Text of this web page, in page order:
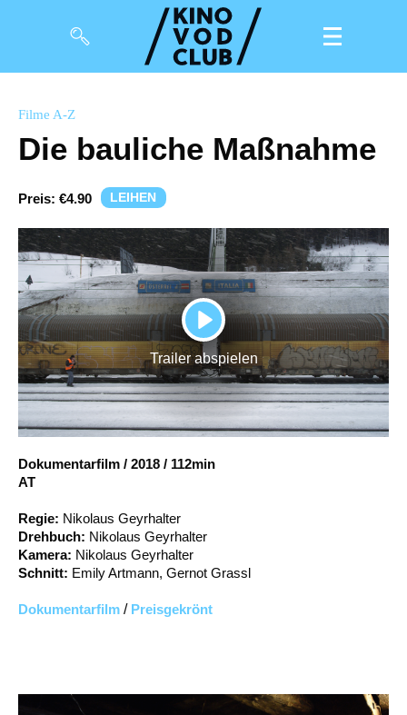
Magazin
Kuratierungen
So geht’s
Filmpakete
Gutscheine
& Filmpässe
Account
Filme A-Z
Die bauliche Maßnahme
Preis: €4.90 LEIHEN
PLAY
Trailer abspielen
Dokumentarfilm / 2018 / 112min
AT
Regie: Nikolaus Geyrhalter
Drehbuch: Nikolaus Geyrhalter
Kamera: Nikolaus Geyrhalter
Schnitt: Emily Artmann, Gernot Grassl
Dokumentarfilm / Preisgekrönt